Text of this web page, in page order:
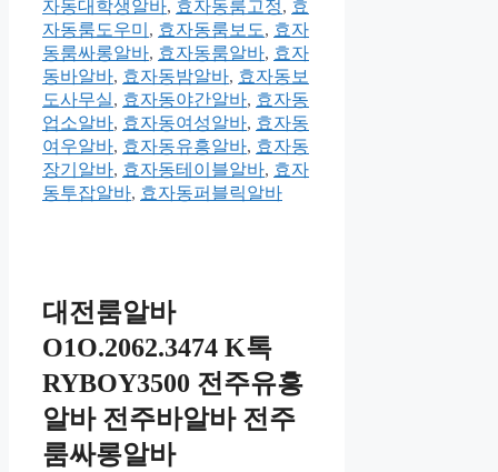
자동대학생알바, 효자동룸고정, 효
자동룸도우미 , 효자동룸보도, 효자
동룸싸롱알바, 효자동룸알바, 효자
동바알바, 효자동밤알바, 효자동보
도사무실, 효자동야간알바, 효자동
업소알바, 효자동여성알바, 효자동
여우알바, 효자동유흥알바, 효자동
장기알바, 효자동테이블알바, 효자
동투잡알바, 효자동퍼블릭알바
대전룸알바
O1O.2062.3474 K톡
RYBOY3500 전주유흥
알바 전주바알바 전주
룸싸롱알바